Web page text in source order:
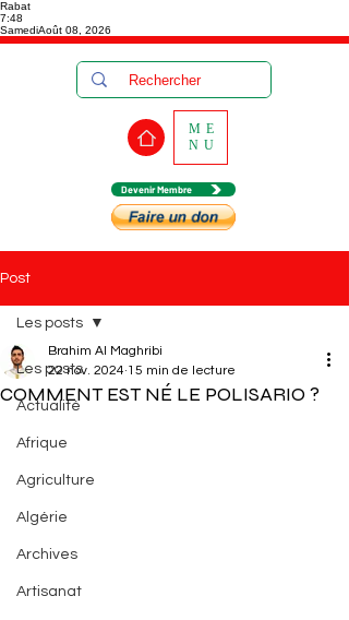
Rabat
7:48
SamediAoût 08, 2026
Devenir Membre
ME
NU
Post
Les posts
Actualité
Afrique
Agriculture
Algérie
Archives
Artisanat
Les posts
COMMENT EST NÉ LE POLISARIO ?
Brahim Al Maghribi
22 nov. 2024 15 min de lecture